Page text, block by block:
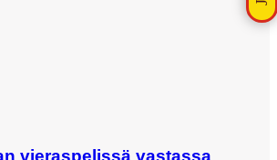
vieraspelissä vastassa